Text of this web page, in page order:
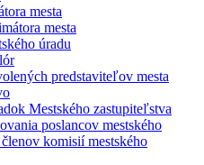
mesta
mesta
úradu
predstaviteľov mesta
Mestského zastupiteľstva
poslancov mestského
komisií mestského